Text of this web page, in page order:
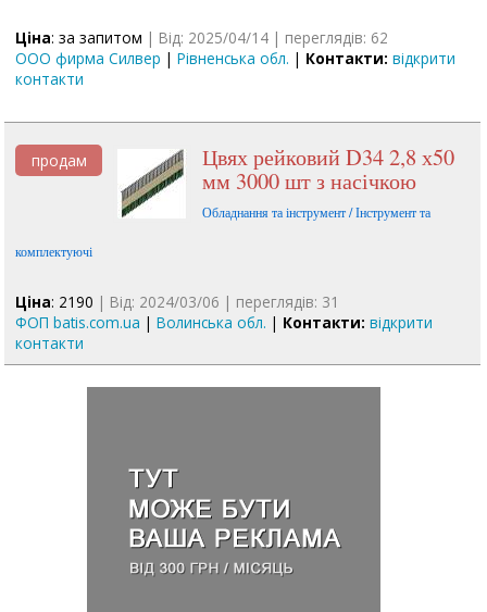
Ціна: за запитом | Від: 2025/04/14 | переглядів: 62
ООО фирма Силвер |Рівненська обл. | Контакти: відкрити
контакти
продам Цвях рейковий D34 2,8 х50
мм 3000 шт з насічкою
Обладнання та інструмент / Інструмент та
комплектуючі
Ціна: 2190 | Від: 2024/03/06 | переглядів: 31
ФОП batis.com.ua |Волинська обл. | Контакти: відкрити
контакти